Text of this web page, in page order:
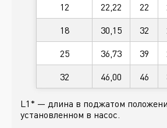
12 22,22 22
18
30,15 32
25
36,73 39
32
46,00 46
L1* — длина в поджатом
установленном в насос.